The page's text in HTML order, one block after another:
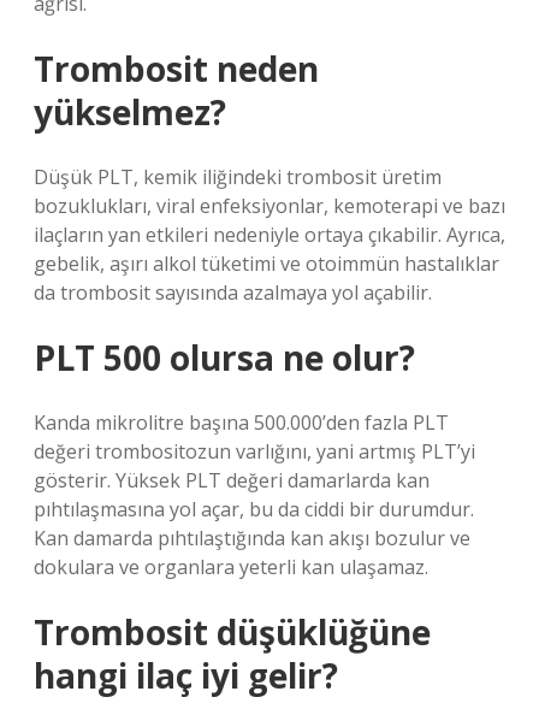
Trombosit neden
yükselmez?
Düşük PLT, kemik iliğindeki trombosit üretim
bozuklukları, viral enfeksiyonlar, kemoterapi ve bazı
ilaçların yan etkileri nedeniyle ortaya çıkabilir. Ayrıca,
gebelik, aşırı alkol tüketimi ve otoimmün hastalıklar
da trombosit sayısında azalmaya yol açabilir.
PLT 500 olursa ne olur?
Kanda mikrolitre başına 500.000’den fazla PLT
değeri trombositozun varlığını, yani artmış PLT’yi
gösterir. Yüksek PLT değeri damarlarda kan
pıhtılaşmasına yol açar, bu da ciddi bir durumdur.
Kan damarda pıhtılaştığında kan akışı bozulur ve
dokulara ve organlara yeterli kan ulaşamaz.
Trombosit düşüklüğüne
hangi ilaç iyi gelir?